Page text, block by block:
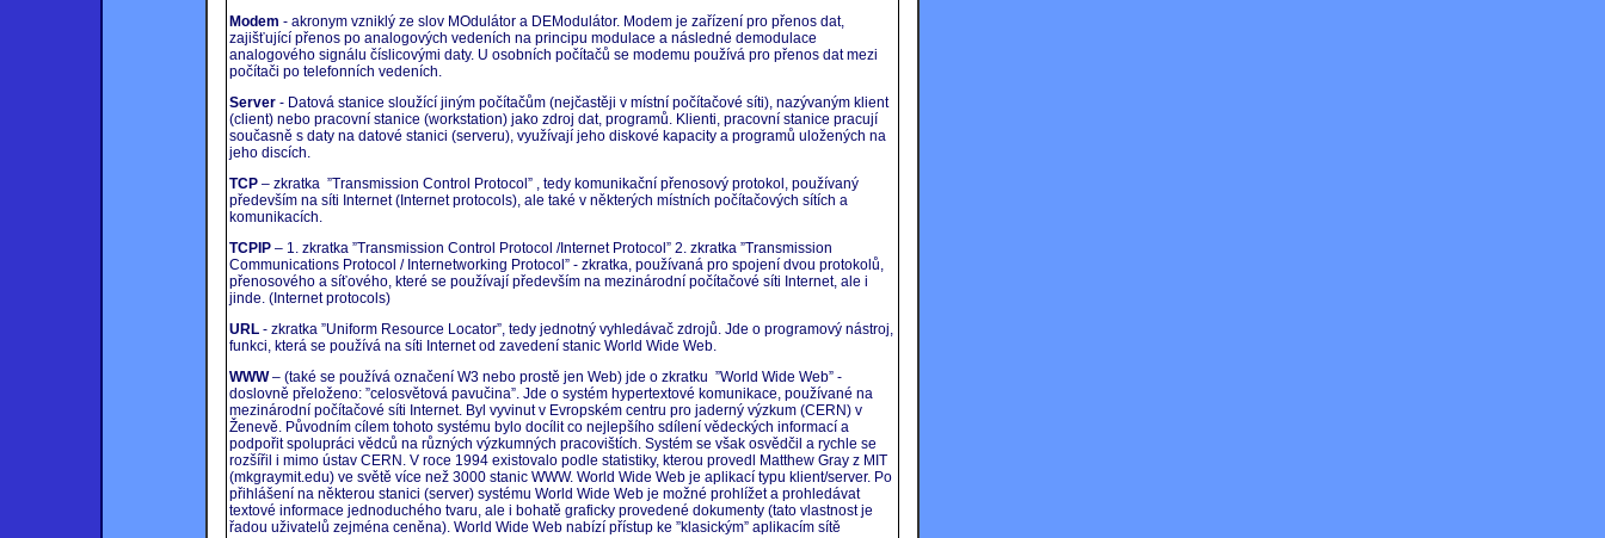
Modem - akronym vzniklý ze slov MOdulátor a DEModulátor. Modem je zařízení pro přenos dat,
zajišťující přenos po analogových vedeních na principu modulace a následné demodulace
analogového signálu číslicovými daty. U osobních počítačů se modemu používá pro přenos dat mezi
počítači po telefonních vedeních.
Server - Datová stanice sloužící jiným počítačům (nejčastěji v místní počítačové síti), nazývaným klient
(client) nebo pracovní stanice (workstation) jako zdroj dat, programů. Klienti, pracovní stanice pracují
současně s daty na datové stanici (serveru), využívají jeho diskové kapacity a programů uložených na
jeho discích.
TCP – zkratka ”Transmission Control Protocol” , tedy komunikační přenosový protokol, používaný
především na síti Internet (Internet protocols), ale také v některých místních počítačových sítích a
komunikacích.
TCPIP – 1. zkratka ”Transmission Control Protocol /Internet Protocol” 2. zkratka ”Transmission
Communications Protocol / Internetworking Protocol” - zkratka, používaná pro spojení dvou protokolů,
přenosového a síťového, které se používají především na mezinárodní počítačové síti Internet, ale i
jinde. (Internet protocols)
URL - zkratka ”Uniform Resource Locator”, tedy jednotný vyhledávač zdrojů. Jde o programový nástroj,
funkci, která se používá na síti Internet od zavedení stanic World Wide Web.
WWW– (také se používá označení W3 nebo prostě jen Web) jde o zkratku ”World Wide Web” -
doslovně přeloženo: ”celosvětová pavučina”. Jde o systém hypertextové komunikace, používané na
mezinárodní počítačové síti Internet. Byl vyvinut v Evropském centru pro jaderný výzkum (CERN) v
Ženevě. Původním cílem tohoto systému bylo docílit co nejlepšího sdílení vědeckých informací a
podpořit spolupráci vědců na různých výzkumných pracovištích. Systém se však osvědčil a rychle se
rozšířil i mimo ústav CERN. V roce 1994 existovalo podle statistiky, kterou provedl Matthew Gray z MIT
(mkgraymit.edu) ve světě více než 3000 stanic WWW. World Wide Web je aplikací typu klient/server. Po
přihlášení na některou stanici (server) systému World Wide Web je možné prohlížet a prohledávat
textové informace jednoduchého tvaru, ale i bohatě graficky provedené dokumenty (tato vlastnost je
řadou uživatelů zejména ceněna). World Wide Web nabízí přístup ke ”klasickým” aplikacím sítě